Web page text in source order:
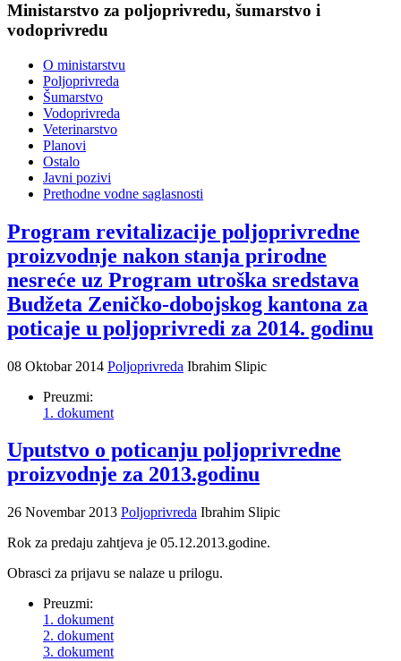
Ministarstvo za poljoprivredu, šumarstvo i
vodoprivredu
O ministarstvu
Poljoprivreda
Šumarstvo
Vodoprivreda
Veterinarstvo
Planovi
Ostalo
Javni pozivi
Prethodne vodne saglasnosti
Program revitalizacije poljoprivredne
proizvodnje nakon stanja prirodne
nesreće uz Program utroška sredstava
Budžeta Zeničko-dobojskog kantona za
poticaje u poljoprivredi za 2014. godinu
08 Oktobar 2014 Poljoprivreda Ibrahim Slipic
Preuzmi:
1. dokument
Uputstvo o poticanju poljoprivredne
proizvodnje za 2013.godinu
26 Novembar 2013 Poljoprivreda Ibrahim Slipic
Rok za predaju zahtjeva je 05.12.2013.godine.
Obrasci za prijavu se nalaze u prilogu.
Preuzmi:
1. dokument
2. dokument
3. dokument